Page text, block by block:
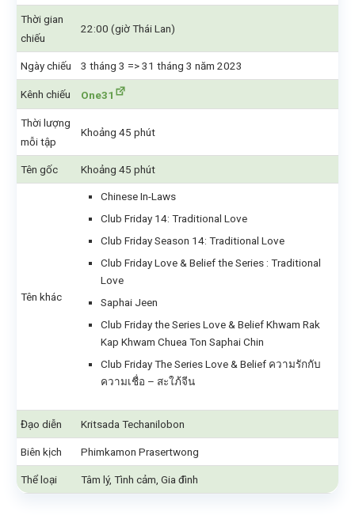
Thời gian
chiếu
22:00 (giờ Thái Lan)
Ngày chiếu 3 tháng 3 => 31 tháng 3 năm 2023
Kênh chiếu One31
Thời lượng
mỗi tập
Khoảng 45 phút
Tên gốc Khoảng 45 phút
Tên khác
Chinese In-Laws
Club Friday 14: Traditional Love
Club Friday Season 14: Traditional Love
Club Friday Love & Belief the Series : Traditional
Love
Saphai Jeen
Club Friday the Series Love & Belief Khwam Rak
Kap Khwam Chuea Ton Saphai Chin
Club Friday The Series Love & Belief ความรักกับ
ความเชื่อ – สะใภ้จีน
Đạo diễn Kritsada Techanilobon
Biên kịch Phimkamon Prasertwong
Thể loại Tâm lý, Tình cảm, Gia đình